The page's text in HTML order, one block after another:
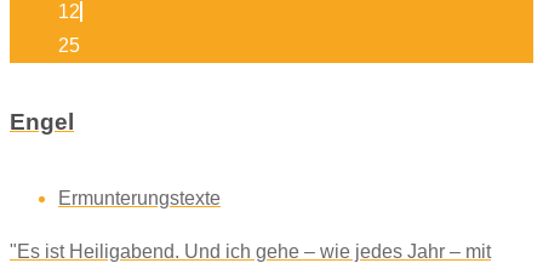
12
25
Engel
Ermunterungstexte
"Es ist Heiligabend. Und ich gehe – wie jedes Jahr – mit